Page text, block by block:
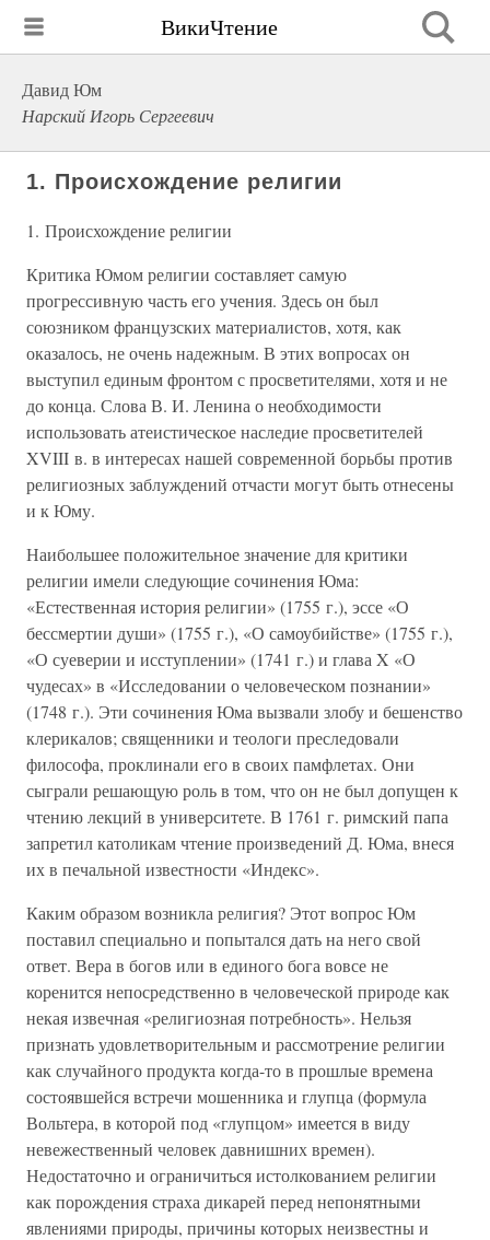
ВикиЧтение
Давид Юм
Нарский Игорь Сергеевич
1. Происхождение религии
1. Происхождение религии
Критика Юмом религии составляет самую
прогрессивную часть его учения. Здесь он был
союзником французских материалистов, хотя, как
оказалось, не очень надежным. В этих вопросах он
выступил единым фронтом с просветителями, хотя и не
до конца. Слова В. И. Ленина о необходимости
использовать атеистическое наследие просветителей
XVIII в. в интересах нашей современной борьбы против
религиозных заблуждений отчасти могут быть отнесены
и к Юму.
Наибольшее положительное значение для критики
религии имели следующие сочинения Юма:
«Естественная история религии» (1755 г.), эссе «О
бессмертии души» (1755 г.), «О самоубийстве» (1755 г.),
«О суеверии и исступлении» (1741 г.) и глава X «О
чудесах» в «Исследовании о человеческом познании»
(1748 г.). Эти сочинения Юма вызвали злобу и бешенство
клерикалов; священники и теологи преследовали
философа, проклинали его в своих памфлетах. Они
сыграли решающую роль в том, что он не был допущен к
чтению лекций в университете. В 1761 г. римский папа
запретил католикам чтение произведений Д. Юма, внеся
их в печальной известности «Индекс».
Каким образом возникла религия? Этот вопрос Юм
поставил специально и попытался дать на него свой
ответ. Вера в богов или в единого бога вовсе не
коренится непосредственно в человеческой природе как
некая извечная «религиозная потребность». Нельзя
признать удовлетворительным и рассмотрение религии
как случайного продукта когда-то в прошлые времена
состоявшейся встречи мошенника и глупца (формула
Вольтера, в которой под «глупцом» имеется в виду
невежественный человек давнишних времен).
Недостаточно и ограничиться истолкованием религии
как порождения страха дикарей перед непонятными
явлениями природы, причины которых неизвестны и